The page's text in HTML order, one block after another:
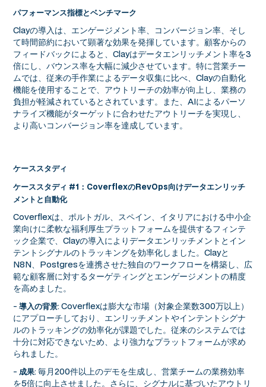
パフォーマンス指標とベンチマーク
Clayの導入は、エンゲージメント率、コンバージョン率、そし
て時間節約において顕著な効果を発揮しています。顧客からの
フィードバックによると、Clayはデータエンリッチメント率を3
倍にし、バウンス率を大幅に減少させています。特に営業チー
ムでは、従来の手作業によるデータ収集に比べ、Clayの自動化
機能を使用することで、アウトリーチの効率が向上し、業務の
負担が軽減されているとされています。また、AIによるパーソ
ナライズ機能がターゲットに合わせたアウトリーチを実現し、
より高いコンバージョン率を達成しています。
ケーススタディ
ケーススタディ #1：CoverflexのRevOps向けデータエンリッチ
メントと自動化
Coverflexは、ポルトガル、スペイン、イタリアにおける中小企
業向けに柔軟な福利厚生プラットフォームを提供するフィンテ
ック企業で、Clayの導入によりデータエンリッチメントとイン
テントシグナルのトラッキングを効率化しました。Clayと
N8N、Postgresを連携させた独自のワークフローを構築し、広
範な顧客層に対するターゲティングとエンゲージメントの精度
を高めました。
-導入の背景: Coverflexは膨大な市場（対象企業数300万以上）
にアプローチしており、エンリッチメントやインテントシグナ
ルのトラッキングの効率化が課題でした。従来のシステムでは
十分に対応できないため、より強力なプラットフォームが求め
られました。
-成果: 毎月200件以上のデモを生成し、営業チームの業務効率
を5倍に向上させました。さらに、シグナルに基づいたアウトリ